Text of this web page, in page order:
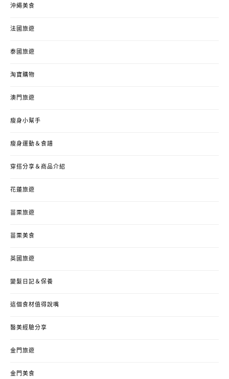
沖繩美食
法國旅遊
泰國旅遊
淘寶購物
澳門旅遊
瘦身小幫手
瘦身運動＆食譜
穿搭分享＆商品介紹
花蓮旅遊
苗栗旅遊
苗栗美食
英國旅遊
變髮日記＆保養
這個食材值得說嘴
醫美經驗分享
金門旅遊
金門美食